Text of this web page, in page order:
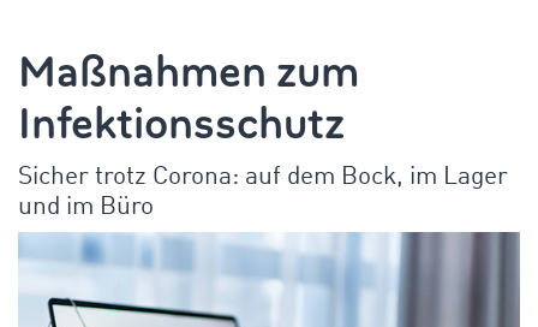
Maßnahmen zum
Infektionsschutz
Sicher trotz Corona: auf dem Bock, im Lager
und im Büro